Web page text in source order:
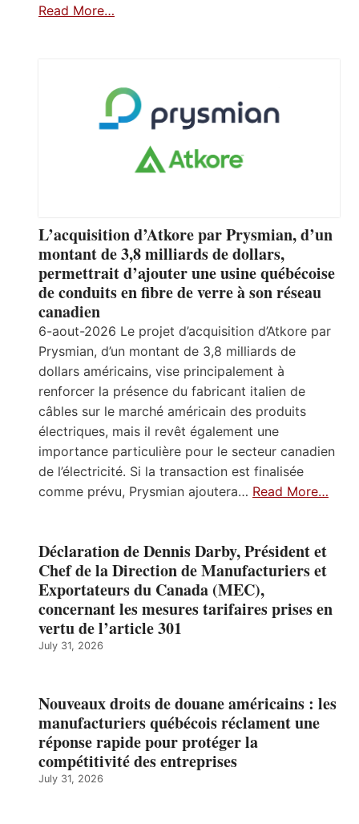
Read More…
L’acquisition d’Atkore par Prysmian, d’un
montant de 3,8 milliards de dollars,
permettrait d’ajouter une usine québécoise
de conduits en fibre de verre à son réseau
canadien
6-aout-2026 Le projet d’acquisition d’Atkore par
Prysmian, d’un montant de 3,8 milliards de
dollars américains, vise principalement à
renforcer la présence du fabricant italien de
câbles sur le marché américain des produits
électriques, mais il revêt également une
importance particulière pour le secteur canadien
de l’électricité. Si la transaction est finalisée
comme prévu, Prysmian ajoutera… Read More…
Déclaration de Dennis Darby, Président et
Chef de la Direction de Manufacturiers et
Exportateurs du Canada (MEC),
concernant les mesures tarifaires prises en
vertu de l’article 301
July 31, 2026
Nouveaux droits de douane américains : les
manufacturiers québécois réclament une
réponse rapide pour protéger la
compétitivité des entreprises
July 31, 2026